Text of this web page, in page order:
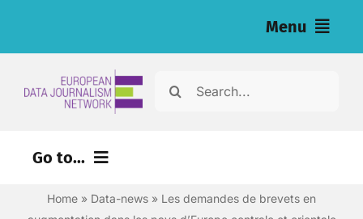
Menu
Search
Go to...
Home » Data-news » Les demandes de brevets en